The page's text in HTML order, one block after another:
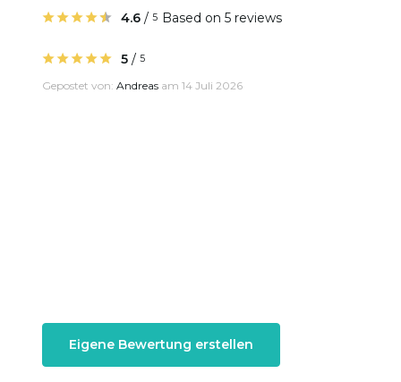
4.6 / 5 Based on 5 reviews
5 / 5
Gepostet von: Andreas am 14 Juli 2026
Eigene Bewertung erstellen